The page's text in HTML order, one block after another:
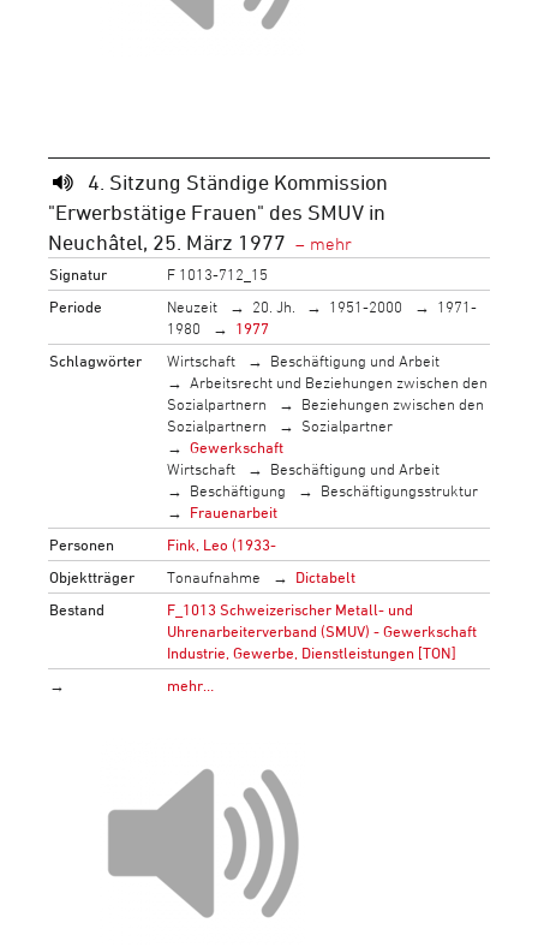
4. Sitzung Ständige Kommission
"Erwerbstätige Frauen" des SMUV in
Neuchâtel, 25. März 1977
Signatur
F 1013-712_15
Periode
Neuzeit 20. Jh. 1951-2000
1971-
1980
1977
Schlagwörter
Wirtschaft
Beschäftigung und Arbeit
Arbeitsrecht und Beziehungen zwischen den
Sozialpartnern
Beziehungen zwischen den
Sozialpartnern
Sozialpartner
Gewerkschaft
Wirtschaft
Beschäftigung und Arbeit
Beschäftigung
Beschäftigungsstruktur
Frauenarbeit
Personen
Fink, Leo (1933-
Objektträger
Tonaufnahme
Dictabelt
Bestand
F_1013 Schweizerischer Metall- und
Uhrenarbeiterverband (SMUV) - Gewerkschaft
Industrie, Gewerbe, Dienstleistungen [TON]
→
mehr…